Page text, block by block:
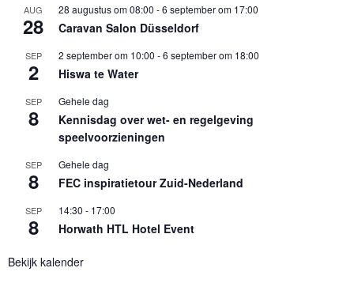
AUG
28
28 augustus om 08:00 -6 september om 17:00
Caravan Salon Düsseldorf
SEP
2
2 september om 10:00 -6 september om 18:00
Hiswa te Water
SEP
8
Gehele dag
Kennisdag over wet- en regelgeving
speelvoorzieningen
SEP
8
Gehele dag
FEC inspiratietour Zuid-Nederland
SEP
8
14:30 - 17:00
Horwath HTL Hotel Event
Bekijk kalender